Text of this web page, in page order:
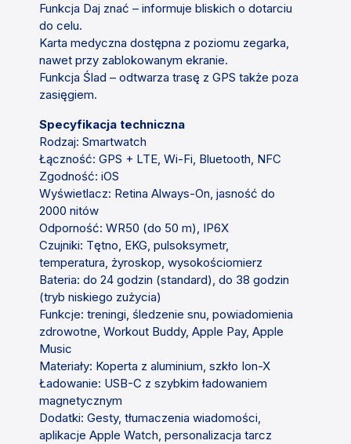
Funkcja Daj znać – informuje bliskich o dotarciu
do celu.
Karta medyczna dostępna z poziomu zegarka,
nawet przy zablokowanym ekranie.
Funkcja Ślad – odtwarza trasę z GPS także poza
zasięgiem.
Specyfikacja techniczna
Rodzaj: Smartwatch
Łączność: GPS + LTE, Wi-Fi, Bluetooth, NFC
Zgodność: iOS
Wyświetlacz: Retina Always-On, jasność do
2000 nitów
Odporność: WR50 (do 50 m), IP6X
Czujniki: Tętno, EKG, pulsoksymetr,
temperatura, żyroskop, wysokościomierz
Bateria: do 24 godzin (standard), do 38 godzin
(tryb niskiego zużycia)
Funkcje: treningi, śledzenie snu, powiadomienia
zdrowotne, Workout Buddy, Apple Pay, Apple
Music
Materiały: Koperta z aluminium, szkło Ion-X
Ładowanie: USB-C z szybkim ładowaniem
magnetycznym
Dodatki: Gesty, tłumaczenia wiadomości,
aplikacje Apple Watch, personalizacja tarcz